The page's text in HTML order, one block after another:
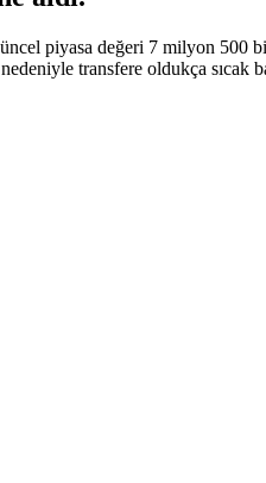
piyasa değeri 7 milyon 500
transfere oldukça sıcak